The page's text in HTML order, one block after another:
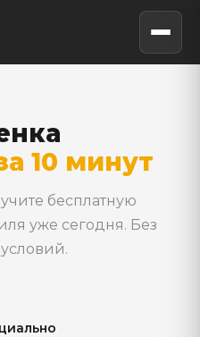
10 минут
бесплатную
уже сегодня. Без